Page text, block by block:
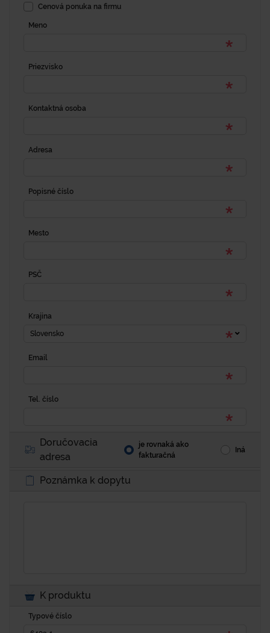
Cenová ponuka na firmu
Meno
Priezvisko
Kontaktná osoba
Adresa
Popisné číslo
Mesto
PSČ
Krajina
Slovensko
Email
Tel. číslo
Doručovacia
adresa
je rovnaká ako
fakturačná
Iná
Poznámka k dopytu
K produktu
Typové číslo